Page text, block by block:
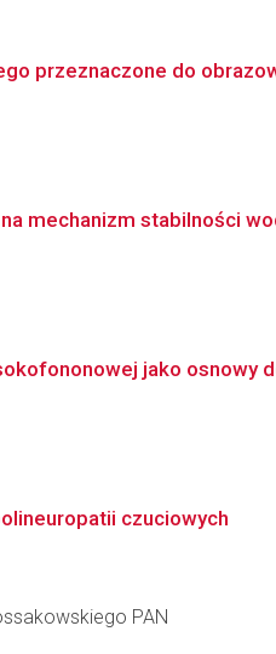
przeznaczone do
mechanizm stabilności
jako osnowy
czuciowych
PAN